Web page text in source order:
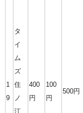
1
9
タ
イ
ム
ズ
住
ノ
江
400
円
100
円
500円